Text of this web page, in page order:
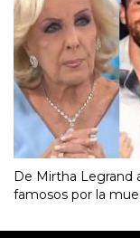
De Mirtha Legrand
famosos por la